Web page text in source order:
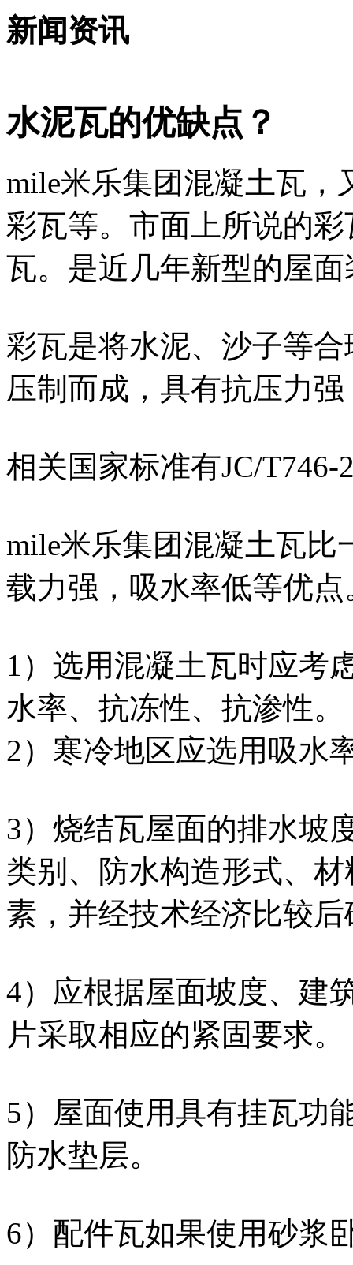
新闻资讯
水泥瓦的优缺点？
mile米乐集团混凝土瓦，
彩瓦等。市面上所说的
瓦。是近几年新型的屋
彩瓦是将水泥、沙子等
压制而成，具有抗压力
相关国家标准有JC/T746-
mile米乐集团混凝土瓦比
载力强，吸水率低等优点
1）选用混凝土瓦时应考
水率、抗冻性、抗渗性。
2）寒冷地区应选用吸水
3）烧结瓦屋面的排水坡
类别、防水构造形式、
素，并经技术经济比较
4）应根据屋面坡度、建
片采取相应的紧固要求。
5）屋面使用具有挂瓦功
防水垫层。
6）配件瓦如果使用砂浆